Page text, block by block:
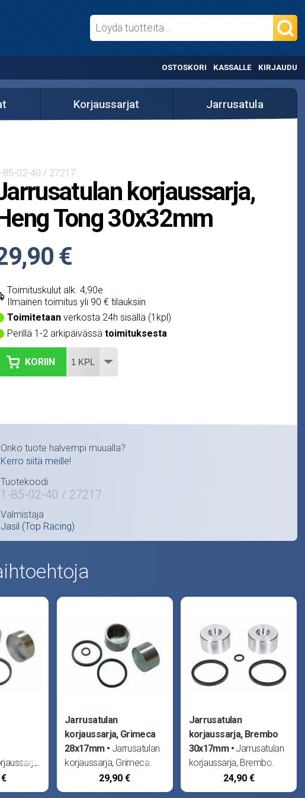
OSTOSKORI KASSALLE KIRJAUDU
Korjaussarjat Jarrusatula
85-02-40 / 27217
korjaussarja,
Tong 30x32mm
€
Toimituskulut alk. 4,90e
Ilmainen toimitus yli 90 € tilauksiin
Toimitetaanverkosta 24h sisällä (1kpl)
Perillä 1-2 arkipäivässä toimituksesta
KORIIN
Onko tuote halvempi muualla?
Kerro siitä meille!
Tuotekoodi
1-85-02-40 / 27217
Valmistaja
Jasil (Top Racing)
13mm.
Jarrusatulan
korjaussarja, Grimeca
28x17mm
Jarrusatulan
korjaussarja, Grimeca.
Männän halkaisija 28mm,
korkeus 17mm.
29,90 €
Jarrusatulan
korjaussarja, Brembo
30x17mm
Jarrusatulan
korjaussarja, Brembo.
Männän halkaisija 30mm,
korkeus 17mm.
24,90 €